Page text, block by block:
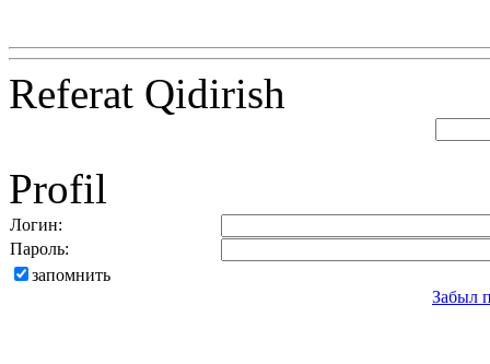
Referat Qidirish
Profil
Логин:
Пароль:
запомнить
Забыл